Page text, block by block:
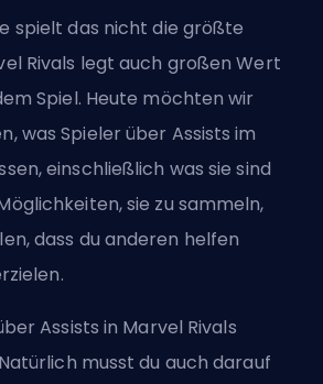
spielt das nicht die größte
Rivals legt auch großen Wert
Spiel. Heute möchten wir
was Spieler über Assists im
einschließlich was sie sind
sie zu sammeln,
dass du anderen helfen
Assists in Marvel Rivals
musst du auch darauf